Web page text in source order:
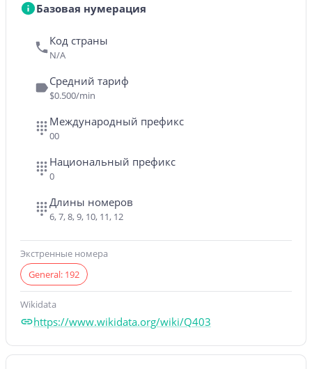
Базовая нумерация
Код страны
N/A
Средний тариф
$0.500/min
Международный префикс
00
Национальный префикс
0
Длины номеров
6, 7, 8, 9, 10, 11, 12
Экстренные номера
General: 192
Wikidata
https://www.wikidata.org/wiki/Q403